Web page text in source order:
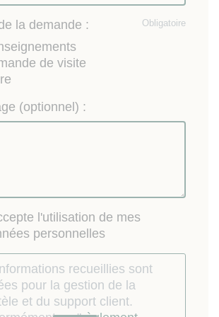
Obligatoire
la demande :
de visite
(optionnel) :
l'utilisation de mes
personnelles
recueillies sont
pour la gestion de la
et du support client.